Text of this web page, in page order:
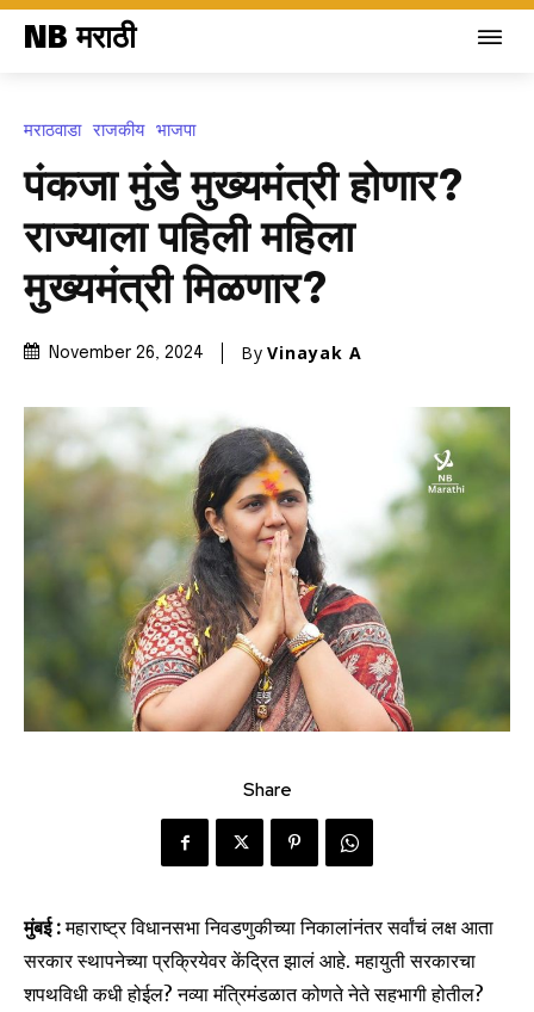
NB मराठी
मराठवाडा राजकीय भाजपा
पंकजा मुंडे मुख्यमंत्री होणार?
राज्याला पहिली महिला
मुख्यमंत्री मिळणार?
November 26, 2024 By Vinayak A
Share
मुंबई :महाराष्ट्र विधानसभा निवडणुकीच्या निकालांनंतर सर्वांचं लक्ष आता
सरकार स्थापनेच्या प्रक्रियेवर केंद्रित झालं आहे. महायुती सरकारचा
शपथविधी कधी होईल? नव्या मंत्रिमंडळात कोणते नेते सहभागी होतील?